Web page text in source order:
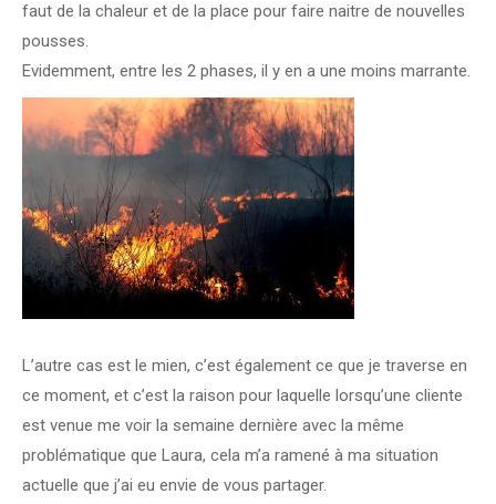
faut de la chaleur et de la place pour faire naitre de nouvelles
pousses.
Evidemment, entre les 2 phases, il y en a une moins marrante.
L’autre cas est le mien, c’est également ce que je traverse en
ce moment, et c’est la raison pour laquelle lorsqu’une cliente
est venue me voir la semaine dernière avec la même
problématique que Laura, cela m’a ramené à ma situation
actuelle que j’ai eu envie de vous partager.